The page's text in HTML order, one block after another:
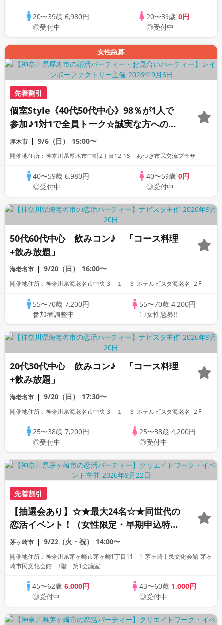
20〜39歳 6,980円
◎受付中
20〜39歳 0円
◎受付中
女性急募
先着割引
個室Style《40代50代中心》98％が1人で
参加♪1対1で全員トーク☆誠実な方への婚
活パーティー
厚木市 9/6（日） 15:00〜
開催地住所：神奈川県厚木市中町2丁目12-15 あつぎ市民交流プラザ
40〜59歳 6,980円
◎受付中
40〜59歳 0円
◎受付中
50代60代中心 飲みコン♪ 「コース料理
+飲み放題」
海老名市 9/20（日） 16:00〜
開催地住所：神奈川県海老名市中央３－１－３ ホテルビスタ海老名 ２F
55〜70歳 7,200円
参加者調整中
55〜70歳 4,200円
〇女性急募‼
20代30代中心 飲みコン♪ 「コース料理
+飲み放題」
海老名市 9/20（日） 17:30〜
開催地住所：神奈川県海老名市中央３－１－３ ホテルビスタ海老名 ２F
25〜38歳 7,200円
◎受付中
25〜38歳 4,200円
◎受付中
先着割引
【抽選会あり】☆★最大24名☆★同世代の
恋活イベント！（女性限定・早期申込特
典）
茅ヶ崎市 9/22（火・祝） 14:00〜
開催地住所：神奈川県茅ヶ崎市茅ヶ崎1丁目11－1 茅ヶ崎市民文化会館 茅ヶ
崎市民文化会館 3階 第1会議室
45〜62歳6,000円
◎受付中
43〜60歳 1,000円
◎受付中